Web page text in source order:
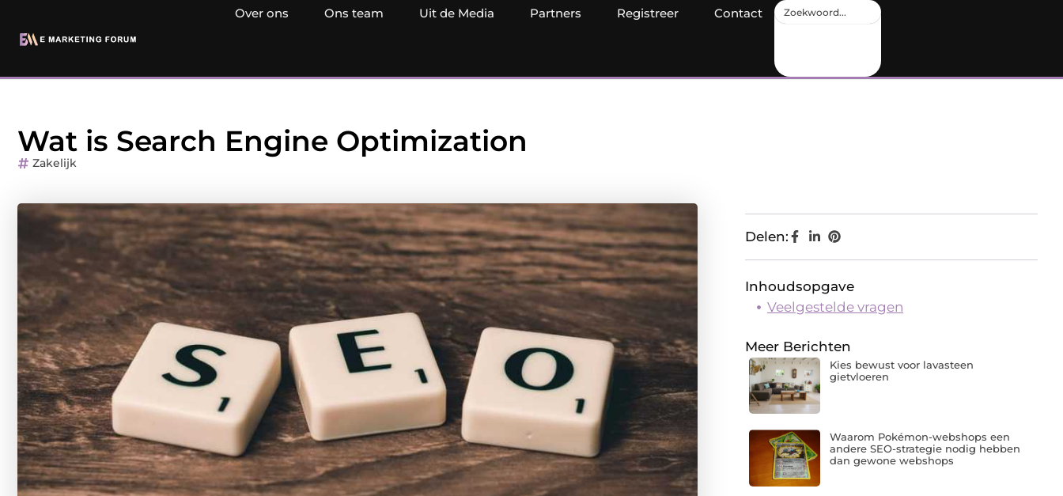
Over ons Ons team Uit de Media Partners Registreer Contact
Wat is Search Engine Optimization
Zakelijk
Delen:
Inhoudsopgave
Veelgestelde vragen
Meer Berichten
Kies bewust voor lavasteen
gietvloeren
Waarom Pokémon-webshops een
andere SEO-strategie nodig hebben
dan gewone webshops